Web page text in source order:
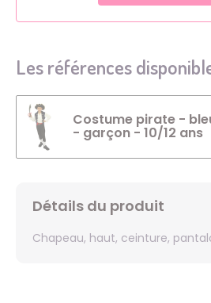
Les références
Costume pirate -
- garçon - 10/12 ans
Détails du produit
Chapeau, haut, ceinture,